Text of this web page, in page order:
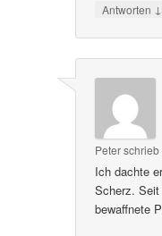
Antworten ↓
Peterschrieb
Ich dachte
Scherz. Seit
bewaffnete